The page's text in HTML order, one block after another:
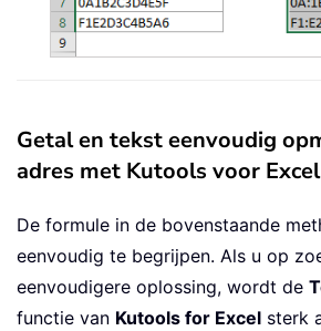
Getal en tekst eenvoudig
adres met Kutools voor Excel
De formule in de bovenstaande
eenvoudig te begrijpen. Als u op
eenvoudigere oplossing, wordt de
functie van Kutools for Excel sterk